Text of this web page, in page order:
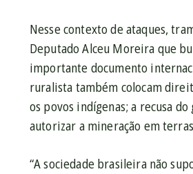
Nesse contexto de ataques,
Deputado Alceu Moreira que
importante documento
ruralista também colocam
os povos indígenas; a recusa
autorizar a mineração em
“A sociedade brasileira não